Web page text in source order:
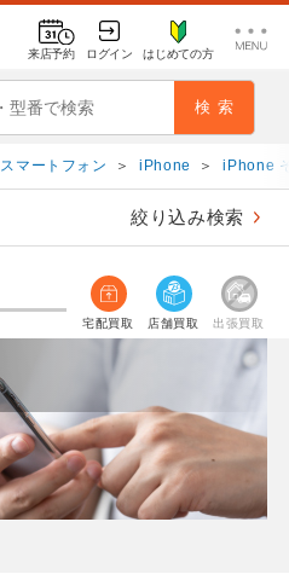
来店予約 ログイン はじめての方
スマートフォン ＞ iPhone ＞ iPhone
絞り込み検索
宅配買取 店舗買取 出張買取